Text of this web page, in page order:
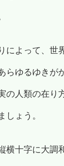
によって、世
らゆるゆきが
の人類の在り
しょう。
横十字に大調